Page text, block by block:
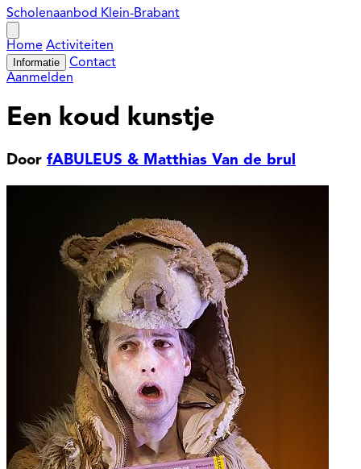
Scholenaanbod Klein-Brabant
menu
Home Activiteiten
Informatie
Contact
Aanmelden
Een koud kunstje
Door fABULEUS & Matthias Van de brul